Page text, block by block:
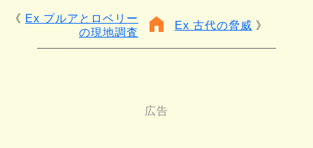
Ex プルアとロベリー
の現地調査
Ex 古代の脅威